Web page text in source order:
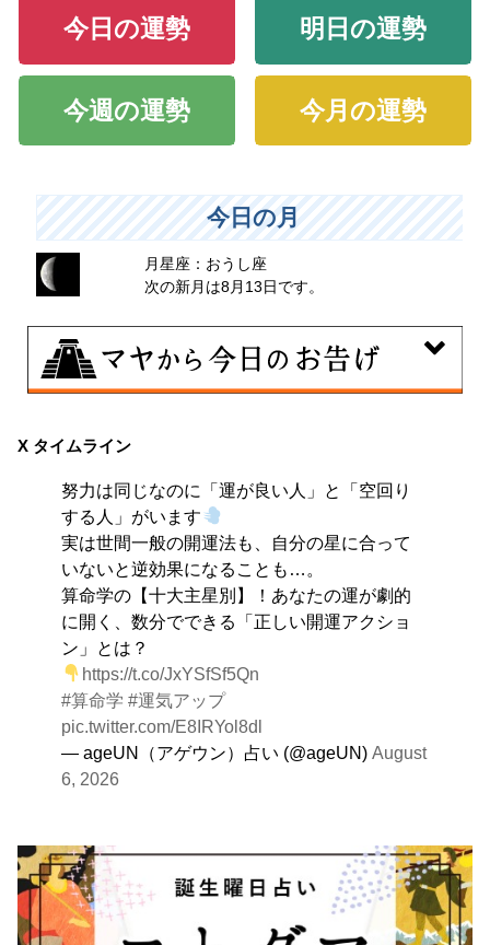
今日の運勢 明日の運勢
今週の運勢 今月の運勢
今日の月
月星座：おうし座
次の新月は8月13日です。
伝統や歴史的な過去のやり方・道筋を踏襲する日。あな
を。
X タイムライン
努力は同じなのに「運が良い人」と「空回り
する人」がいます
実は世間一般の開運法も、自分の星に合って
いないと逆効果になることも…。
算命学の【十大主星別】！あなたの運が劇的
に開く、数分でできる「正しい開運アクショ
ン」とは？
https://t.co/JxYSfSf5Qn
#算命学 #運気アップ
pic.twitter.com/E8IRYol8dl
— ageUN（アゲウン）占い (@ageUN)August
6, 2026